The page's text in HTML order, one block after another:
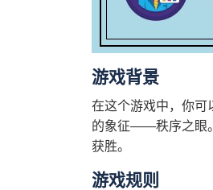
游戏背景
在这个游戏中，你
的象征——秩序之眼
获胜。
游戏规则